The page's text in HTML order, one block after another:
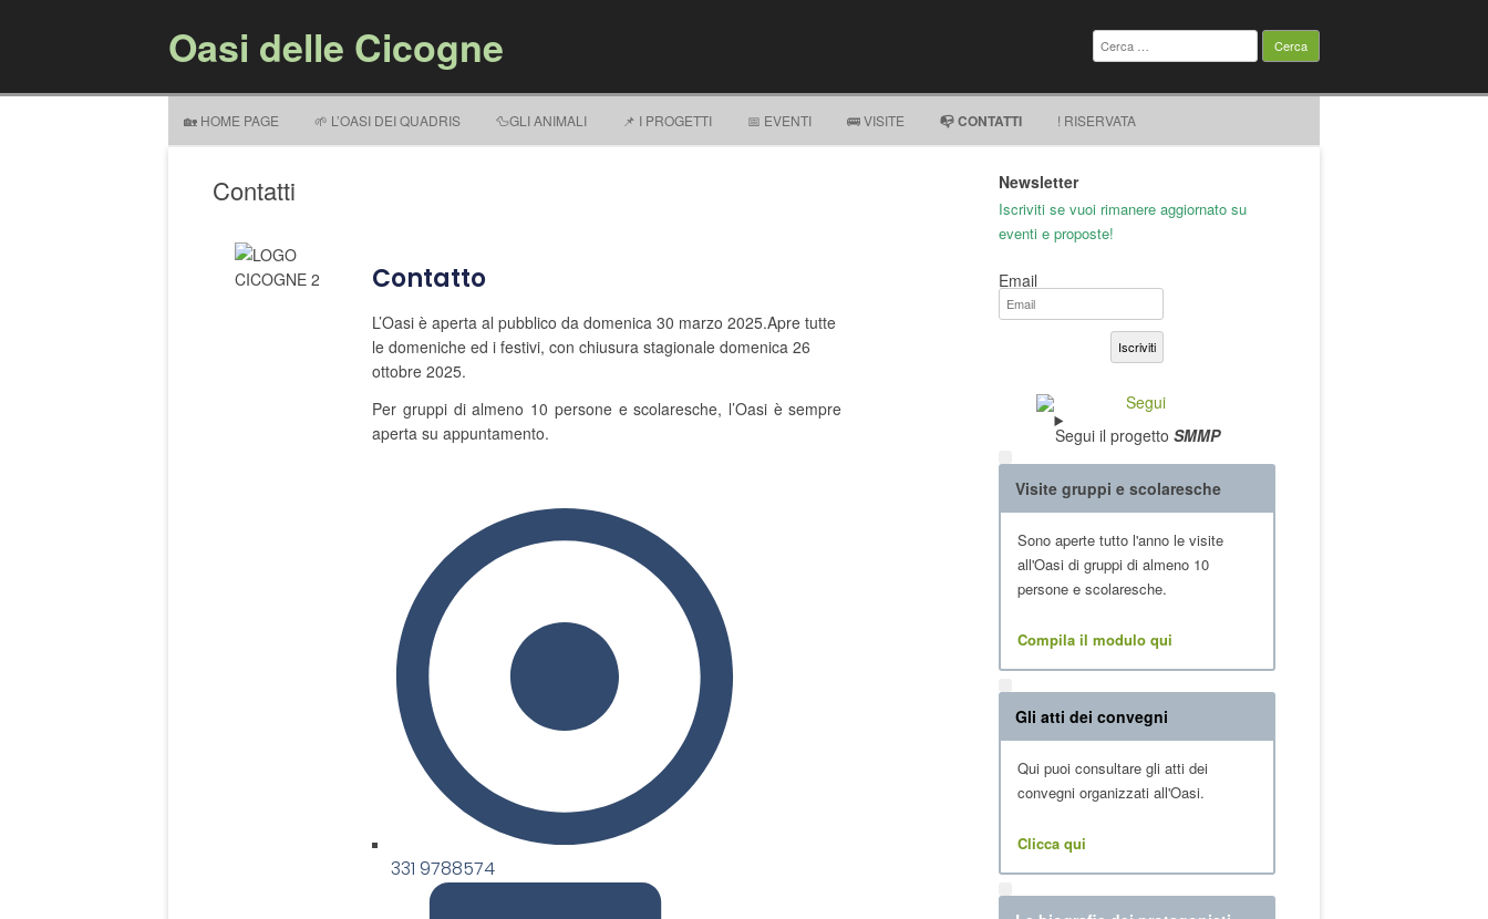
Oasi delle Cicogne
🏡 HOME PAGE 🌱 L’OASI DEI QUADRIS 🦆GLI ANIMALI 📌 I PROGETTI 📅 EVENTI 🚌 VISITE 📭 CONTATTI ! RISERVATA
Contatti
Contatto
L’Oasi è aperta al pubblico da domenica 30 marzo 2025.Apre tutte
le domeniche ed i festivi, con chiusura stagionale domenica 26
ottobre 2025.
Per gruppi di almeno 10 persone e scolaresche, l’Oasi è sempre
aperta su appuntamento.
331 9788574
Newsletter
Iscriviti se vuoi rimanere aggiornato su
eventi e proposte!
Email
Iscriviti
Segui il progetto SMMP
Visite gruppi e scolaresche
Sono aperte tutto l'anno le visite
all'Oasi di gruppi di almeno 10
persone e scolaresche.
Compila il modulo qui
Gli atti dei convegni
Qui puoi consultare gli atti dei
convegni organizzati all'Oasi.
Clicca qui